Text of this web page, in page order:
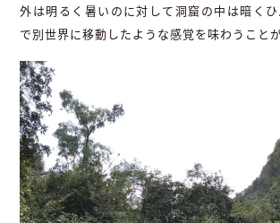
外は明るく暑いのに対して洞窟の中は暗く
で別世界に移動したような感覚を味わうことが